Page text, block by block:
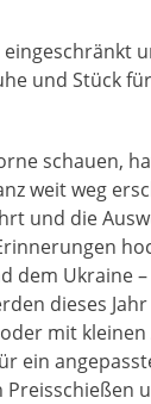
und Stück
schauen,
weit weg
und die
dem Ukraine
dieses
mit kleinen
ein